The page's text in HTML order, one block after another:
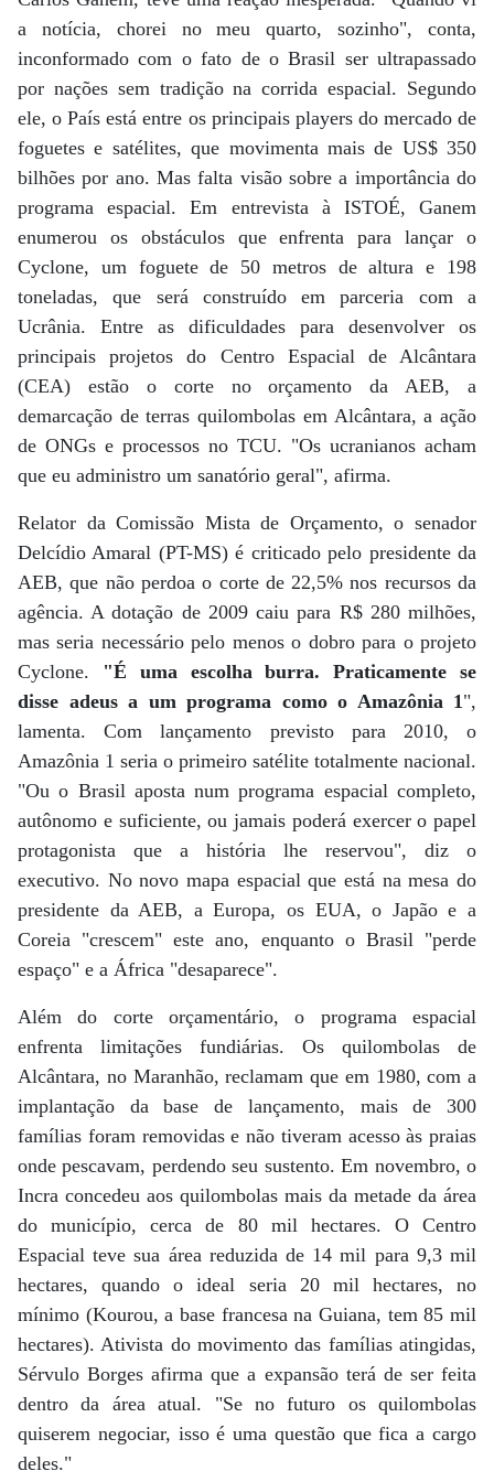
a notícia, chorei no meu quarto, sozinho", conta,
inconformado com o fato de o Brasil ser ultrapassado
por nações sem tradição na corrida espacial. Segundo
ele, o País está entre os principais players do mercado de
foguetes e satélites, que movimenta mais de US$ 350
bilhões por ano. Mas falta visão sobre a importância do
programa espacial. Em entrevista à ISTOÉ, Ganem
enumerou os obstáculos que enfrenta para lançar o
Cyclone, um foguete de 50 metros de altura e 198
toneladas, que será construído em parceria com a
Ucrânia. Entre as dificuldades para desenvolver os
principais projetos do Centro Espacial de Alcântara
(CEA) estão o corte no orçamento da AEB, a
demarcação de terras quilombolas em Alcântara, a ação
de ONGs e processos no TCU. "Os ucranianos acham
que eu administro um sanatório geral", afirma.
Relator da Comissão Mista de Orçamento, o senador
Delcídio Amaral (PT-MS) é criticado pelo presidente da
AEB, que não perdoa o corte de 22,5% nos recursos da
agência. A dotação de 2009 caiu para R$ 280 milhões,
mas seria necessário pelo menos o dobro para o projeto
Cyclone.
"É uma escolha burra. Praticamente se
disse adeus a um programa como o Amazônia 1",
lamenta. Com lançamento previsto para 2010, o
Amazônia 1 seria o primeiro satélite totalmente nacional.
"Ou o Brasil aposta num programa espacial completo,
autônomo e suficiente, ou jamais poderá exercer o papel
protagonista que a história lhe reservou", diz o
executivo. No novo mapa espacial que está na mesa do
presidente da AEB, a Europa, os EUA, o Japão e a
Coreia "crescem" este ano, enquanto o Brasil "perde
espaço" e a África "desaparece".
Além do corte orçamentário, o programa espacial
enfrenta limitações fundiárias. Os quilombolas de
Alcântara, no Maranhão, reclamam que em 1980, com a
implantação da base de lançamento, mais de 300
famílias foram removidas e não tiveram acesso às praias
onde pescavam, perdendo seu sustento. Em novembro, o
Incra concedeu aos quilombolas mais da metade da área
do município, cerca de 80 mil hectares. O Centro
Espacial teve sua área reduzida de 14 mil para 9,3 mil
hectares, quando o ideal seria 20 mil hectares, no
mínimo (Kourou, a base francesa na Guiana, tem 85 mil
hectares). Ativista do movimento das famílias atingidas,
Sérvulo Borges afirma que a expansão terá de ser feita
dentro da área atual. "Se no futuro os quilombolas
quiserem negociar, isso é uma questão que fica a cargo
deles."